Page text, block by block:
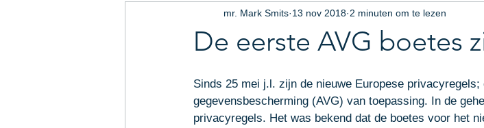
Intellectueel eigendomsrecht
De eerste AVG boetes
mr. Mark Smits 13 nov 2018 2 minuten om te lezen
Sinds 25 mei j.l. zijn de nieuwe Europese privacyregels;
gegevensbescherming (AVG) van toepassing. In de
privacyregels. Het was bekend dat de boetes voor het